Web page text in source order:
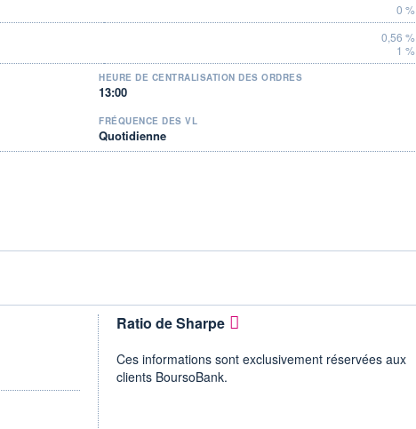
0 %
0,56 %
1 %
HEURE DE CENTRALISATION DES ORDRES
13:00
FRÉQUENCE DES VL
Quotidienne
Ratio de Sharpe
Ces informations sont exclusivement réservées aux
clients BoursoBank.